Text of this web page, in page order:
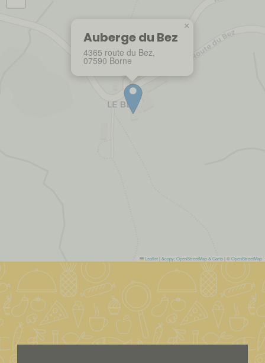
Auberge du Bez
4365 route du Bez,
07590 Borne
×
Leaflet &copy; OpenStreetMap & Carto | ©OpenStreetMap